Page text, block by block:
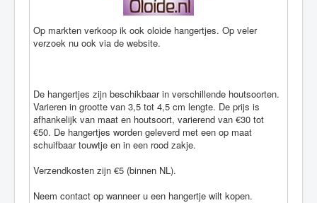
Op markten verkoop ik ook oloide hangertjes. Op veler
verzoek nu ook via de website.
De hangertjes zijn beschikbaar in verschillende houtsoorten.
Varieren in grootte van 3,5 tot 4,5 cm lengte. De prijs is
afhankelijk van maat en houtsoort, varierend van €30 tot
€50. De hangertjes worden geleverd met een op maat
schuifbaar touwtje en in een rood zakje.
Verzendkosten zijn €5 (binnen NL).
Neem contact op wanneer u een hangertje wilt kopen.